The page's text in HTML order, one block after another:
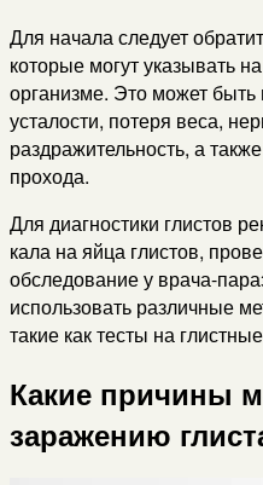
Для начала следует
которые могут указывать
организме. Это может быть
усталости, потеря веса,
раздражительность, а
прохода.
Для диагностики глистов
кала на яйца глистов,
обследование у врача-
использовать различные
такие как тесты на
Какие причины
заражению